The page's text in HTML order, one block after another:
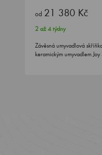
od 21 380 Kč
2 až 4 týdny
Závěsná umyvadlová
keramickým umyvadlem Joy